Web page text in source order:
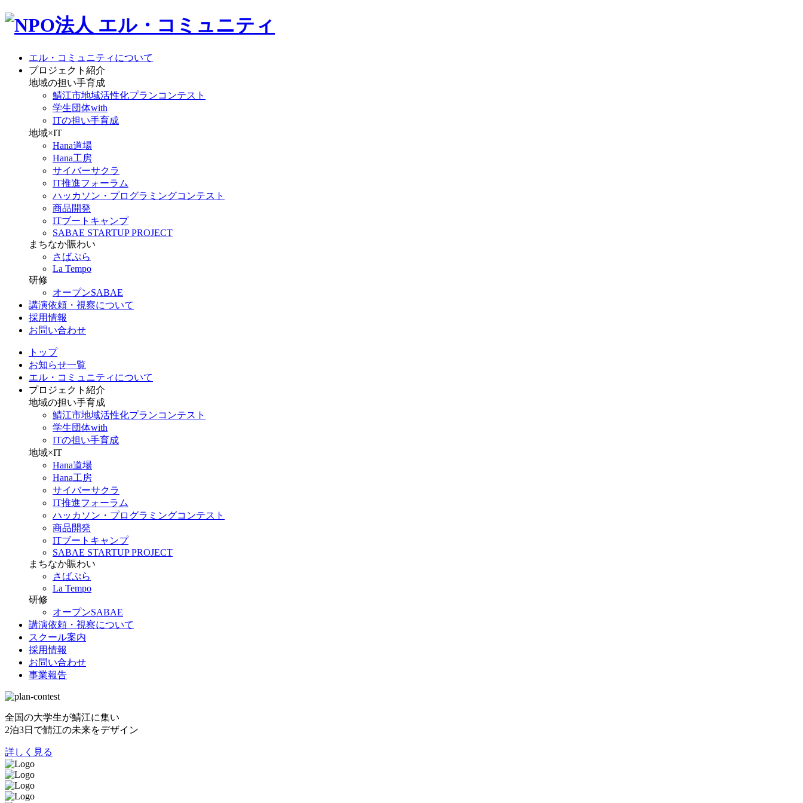
エル・コミュニティについて
プロジェクト紹介
地域の担い手育成
鯖江市地域活性化プランコンテスト
学生団体with
ITの担い手育成
地域×IT
Hana道場
Hana工房
サイバーサクラ
IT推進フォーラム
ハッカソン・プログラミングコンテスト
商品開発
ITブートキャンプ
SABAE STARTUP PROJECT
まちなか賑わい
さばぷら
La Tempo
研修
オープンSABAE
講演依頼・視察について
採用情報
お問い合わせ
トップ
お知らせ一覧
エル・コミュニティについて
プロジェクト紹介
地域の担い手育成
鯖江市地域活性化プランコンテスト
学生団体with
ITの担い手育成
地域×IT
Hana道場
Hana工房
サイバーサクラ
IT推進フォーラム
ハッカソン・プログラミングコンテスト
商品開発
ITブートキャンプ
SABAE STARTUP PROJECT
まちなか賑わい
さばぷら
La Tempo
研修
オープンSABAE
講演依頼・視察について
スクール案内
採用情報
お問い合わせ
事業報告
全国の大学生が鯖江に集い
2泊3日で鯖江の未来をデザイン
詳しく見る